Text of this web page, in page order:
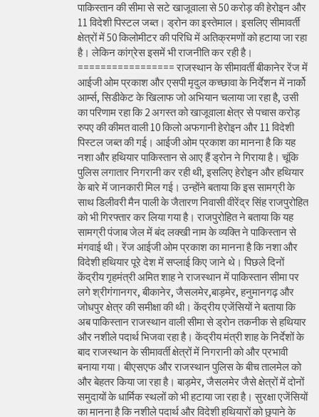
पाकिस्तान की सीमा से सटे खाजूवाला से 50 करोड़ की हेरोइन और
11 विदेशी पिस्टल जब्त। ड्रोन का इस्तेमाल। इसलिए सीमावर्ती
क्षेत्रों में 50 किलोमीटर की परिधि में अतिक्रमणों को हटाया जा रहा
है। लेकिन कांग्रेस इसमें भी राजनीति कर रही है।
================= राजस्थान के सीमावर्ती बीकानेर रेंज में
आईजी ओम प्रकाश और एसपी मृदुल कच्छावा के निर्देशन में नार्को
आर्म्स, सिडीकेट के खिलाफ जो अभियान चलाया जा रहा है, उसी
का परिणाम रहा कि 2 अगस्त को खाजूवाला क्षेत्र से पचास करोड़
रुपए की कीमत वाली 10 किलो अफगानी हेरोइन और 11 विदेशी
पिस्टल जब्त की गई। आईजी ओम प्रकाश का मानना है कि यह
नशा और हथियार पाकिस्तान से आए हैं ड्रोन ने गिराया है। चूंकि
पुलिस लगातार निगरानी कर रही थी, इसलिए हेरोइन और हथियार
के बारे में जानकारी मिल गई। उन्होंने बताया कि इस सामग्री के
साथ डिलीवरी मैन पाली के जैतारण निवासी वीरेंद्र सिंह राजपुरोहित
को भी गिरफ्तार कर लिया गया है। राजपुरोहित ने बताया कि यह
सामग्री पंजाब जेल में बंद लक्खी नाम के व्यक्ति ने पाकिस्तान से
मंगवाई थी। रेंज आईजी ओम प्रकाश का मानना है कि नशा और
विदेशी हथियार पूरे देश में सप्लाई किए जाने थे। पिछले दिनों
केंद्रीय गृहमंत्री अमित शाह ने राजस्थान में पाकिस्तान सीमा पर
लगे श्रीगंगानगर, बीकानेर, जैसलमेर,बाड़मेर, हनुमानगढ़ और
जोधपुर क्षेत्र की समीक्षा की थी। केंद्रीय एजेंसियों ने बताया कि
अब पाकिस्तान राजस्थान वाली सीमा से ड्रोन तकनीक से हथियार
और नशीले पदार्थ भिजवा रहा है। केंद्रीय मंत्री शाह के निर्देशों के
बाद राजस्थान के सीमावर्ती क्षेत्रों में निगरानी को और प्रभावी
बनाया गया। बीएसएफ और राजस्थान पुलिस के बीच तालमेल को
और बेहतर किया जा रहा है। बाड़मेर, जैसलमेर जैसे क्षेत्रों में दोनों
समुदायों के धार्मिक स्थलों को भी हटाया जा रहा है। सुरक्षा एजेंसियों
का मानना है कि नशीले पदार्थ और विदेशी हथियारों को छुपाने के